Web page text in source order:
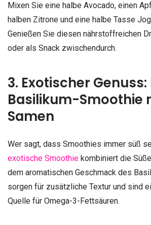
Mixen Sie eine halbe Avocado, einen
halben Zitrone und eine halbe Tasse
Genießen Sie diesen nährstoffreichen
oder als Snack zwischendurch.
3. Exotischer
Basilikum-Smoothie
Samen
Wer sagt, dass Smoothies immer süß
exotische Smoothie kombiniert die
dem aromatischen Geschmack des
sorgen für zusätzliche Textur und sind
Quelle für Omega-3-Fettsäuren.